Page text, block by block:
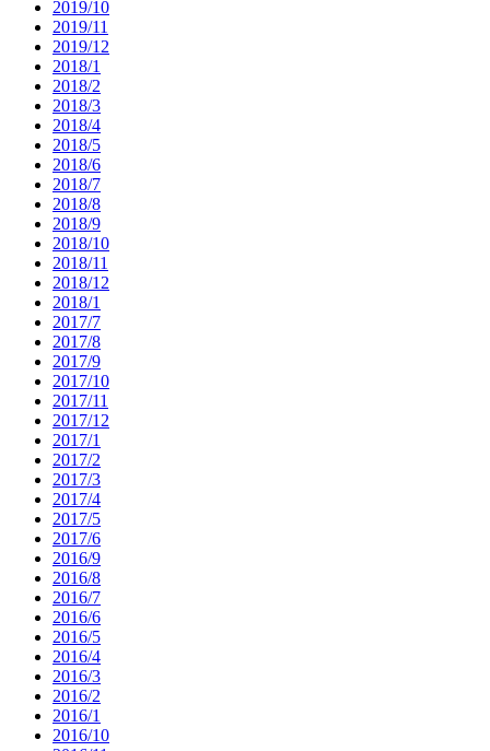
2019/10
2019/11
2019/12
2018/1
2018/2
2018/3
2018/4
2018/5
2018/6
2018/7
2018/8
2018/9
2018/10
2018/11
2018/12
2018/1
2017/7
2017/8
2017/9
2017/10
2017/11
2017/12
2017/1
2017/2
2017/3
2017/4
2017/5
2017/6
2016/9
2016/8
2016/7
2016/6
2016/5
2016/4
2016/3
2016/2
2016/1
2016/10